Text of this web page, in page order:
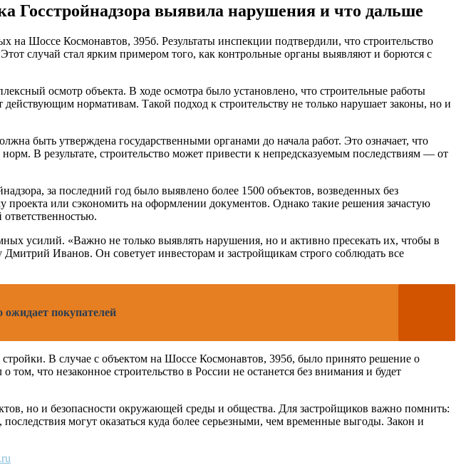
Госстройнадзора выявила нарушения и что дальше
Шоссе Космонавтов, 395б. Результаты инспекции подтвердили, что строительство
случай стал ярким примером того, как контрольные органы выявляют и борются с
осмотр объекта. В ходе осмотра было установлено, что строительные работы
нормативам. Такой подход к строительству не только нарушает законы, но и
быть утверждена государственными органами до начала работ. Это означает, что
В результате, строительство может привести к непредсказуемым последствиям — от
за последний год было выявлено более 1500 объектов, возведенных без
или сэкономить на оформлении документов. Однако такие решения зачастую
усилий. «Важно не только выявлять нарушения, но и активно пресекать их, чтобы в
Иванов. Он советует инвесторам и застройщикам строго соблюдать все
покупателей
В случае с объектом на Шоссе Космонавтов, 395б, было принято решение о
что незаконное строительство в России не останется без внимания и будет
но и безопасности окружающей среды и общества. Для застройщиков важно помнить:
могут оказаться куда более серьезными, чем временные выгоды. Закон и